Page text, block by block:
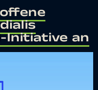
Initiative an